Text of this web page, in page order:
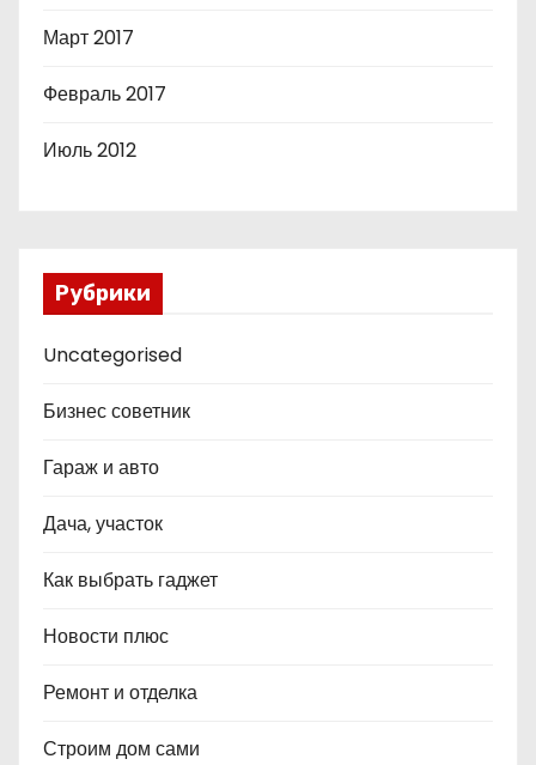
Март 2017
Февраль 2017
Июль 2012
Рубрики
Uncategorised
Бизнес советник
Гараж и авто
Дача, участок
Как выбрать гаджет
Новости плюс
Ремонт и отделка
Строим дом сами